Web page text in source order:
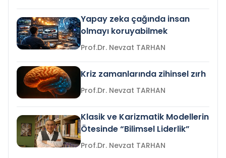
Yapay zeka çağında insan
olmayı koruyabilmek
Prof.Dr. Nevzat TARHAN
Kriz zamanlarında zihinsel zırh
Prof.Dr. Nevzat TARHAN
Klasik ve Karizmatik Modellerin
Ötesinde “Bilimsel Liderlik”
Prof.Dr. Nevzat TARHAN